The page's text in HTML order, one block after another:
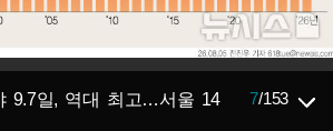
9.7일, 역대 최고…서울 14
7/153